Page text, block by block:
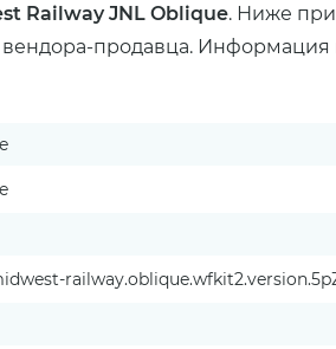
Railway JNL Oblique. Ниже
продавца. Информация